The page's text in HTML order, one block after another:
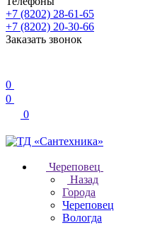
+7 (8202) 28‑61-65
+7 (8202) 20‑30-66
Заказать звонок
0
0
0
Череповец
Назад
Города
Череповец
Вологда